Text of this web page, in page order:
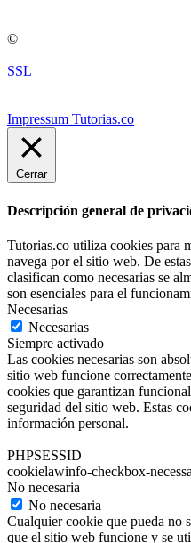
©
SSL
Impressum Tutorias.co
Cerrar
Descripción general de
Tutorias.co utiliza cookies para
navega por el sitio web. De
clasifican como necesarias se
son esenciales para el
Necesarias
Necesarias
Siempre activado
Las cookies necesarias son
sitio web funcione
cookies que garantizan
seguridad del sitio web. Estas
información personal.
PHPSESSID
cookielawinfo-checkbox-
No necesaria
No necesaria
Cualquier cookie que pueda no
que el sitio web funcione y se